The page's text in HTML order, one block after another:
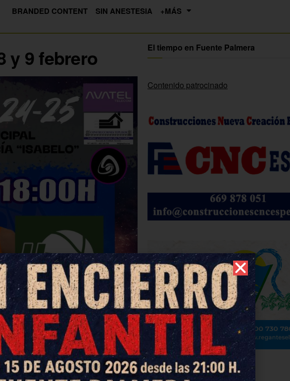
BRANDED CONTENT
SIN ANESTESIA +MÁS
y 9 febrero El tiempo en Fuente Palmera
Contenido patrocinado